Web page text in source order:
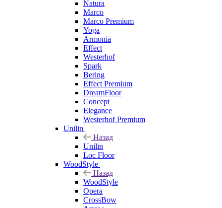
Natura
Marco
Marco Premium
Yoga
Armonia
Effect
Westerhof
Spark
Bering
Effect Premium
DreamFloor
Concept
Elegance
Westerhof Premium
Unilin
Назад
Unilin
Loc Floor
WoodStyle
Назад
WoodStyle
Opera
CrossBow